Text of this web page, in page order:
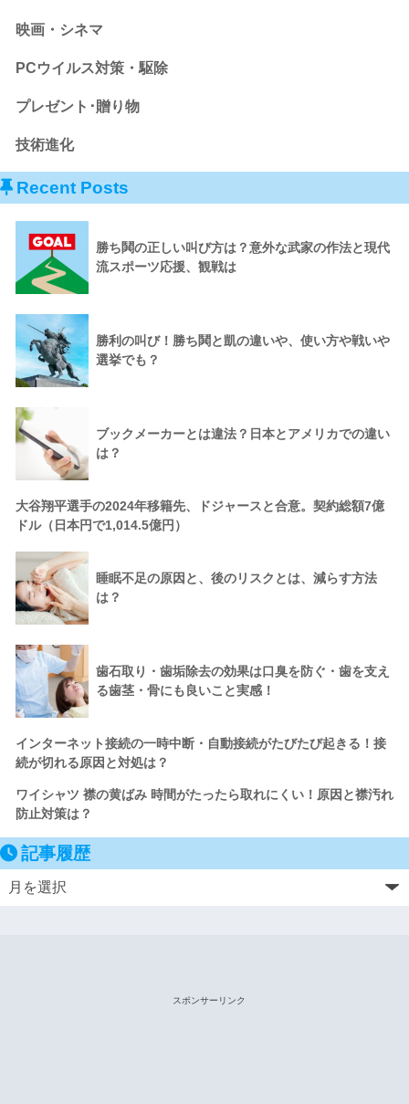
映画・シネマ
PCウイルス対策・駆除
プレゼント･贈り物
技術進化
Recent Posts
勝ち鬨の正しい叫び方は？意外な武家の作法と現代
流スポーツ応援、観戦は
勝利の叫び！勝ち鬨と凱の違いや、使い方や戦いや
選挙でも？
ブックメーカーとは違法？日本とアメリカでの違い
は？
大谷翔平選手の2024年移籍先、ドジャースと合意。契約総額7億
ドル（日本円で1,014.5億円）
睡眠不足の原因と、後のリスクとは、減らす方法
は？
歯石取り・歯垢除去の効果は口臭を防ぐ・歯を支え
る歯茎・骨にも良いこと実感！
インターネット接続の一時中断・自動接続がたびたび起きる！接
続が切れる原因と対処は？
ワイシャツ 襟の黄ばみ 時間がたったら取れにくい！原因と襟汚れ
防止対策は？
記事履歴
スポンサーリンク